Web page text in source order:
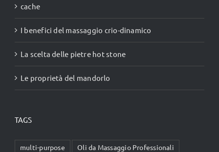
cache
I benefici del massaggio crio-dinamico
La scelta delle pietre hot stone
Le proprietà del mandorlo
TAGS
multi-purpose
Oli da Massaggio Professionali